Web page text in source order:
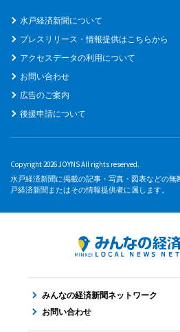
水戸経済新聞について
プレスリリース・情報提供はこちらから
アクセスデータの利用について
お問い合わせ
広告のご案内
後援申請について
Copyright 2026 JOYNS All rights reserved.
水戸経済新聞に掲載の記事・写真・図表などの無
戸経済新聞またはその情報提供者に属します。
みんなの経済新聞ネットワーク
お問い合わせ